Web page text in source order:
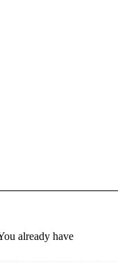
already have